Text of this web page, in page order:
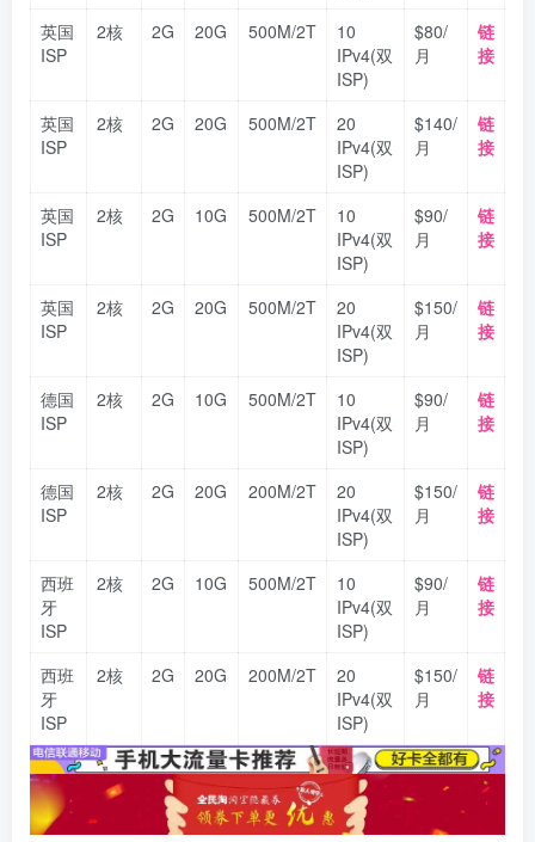
英国
ISP
2核 2G 20G 500M/2T
10
IPv4(双
ISP)
$80/
月
链
接
英国
ISP
2核 2G 20G 500M/2T
20
IPv4(双
ISP)
$140/
月
链
接
英国
ISP
2核 2G 10G 500M/2T
10
IPv4(双
ISP)
$90/
月
链
接
英国
ISP
2核 2G 20G 500M/2T
20
IPv4(双
ISP)
$150/
月
链
接
德国
ISP
2核 2G 10G 500M/2T
10
IPv4(双
ISP)
$90/
月
链
接
德国
ISP
2核 2G 20G 200M/2T
20
IPv4(双
ISP)
$150/
月
链
接
西班
牙
ISP
2核 2G 10G 500M/2T
10
IPv4(双
ISP)
$90/
月
链
接
西班
牙
ISP
2核 2G 20G 200M/2T
20
IPv4(双
ISP)
$150/
月
链
接